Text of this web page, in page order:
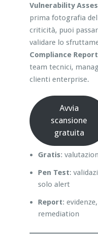
Vulnerability
prima fotografia
criticità, puoi
validare lo
Compliance Report
team tecnici,
clienti enterprise.
Avvia
scansione
gratuita
Gratis:
Pen Test:
solo alert
Report:
remediation